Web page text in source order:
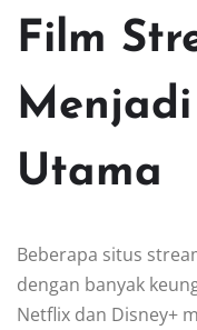
Film
Utama
Beberapa situs
dengan banyak
Netflix dan Disney+